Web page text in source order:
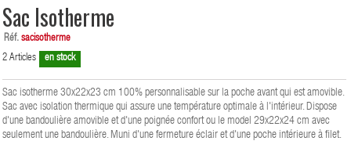
Sac Isotherme
Réf. sacisotherme
2 Articles en stock
Sac isotherme 30x22x23 cm 100% personnalisable sur la poche avant qui est amovible.
Sac avec isolation thermique qui assure une température optimale à l'intérieur. Dispose
d'une bandoulière amovible et d'une poignée confort ou le model 29x22x24 cm avec
seulement une bandoulière. Muni d'une fermeture éclair et d'une poche intérieure à filet.